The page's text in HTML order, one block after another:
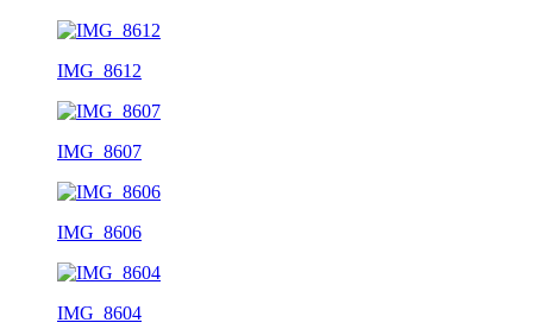
IMG_8612
IMG_8607
IMG_8606
IMG_8604